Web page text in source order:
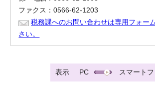
ファクス：0566-62-1203
税務課へのお問い合わせは専用フォー
さい。
表示 PC スマート